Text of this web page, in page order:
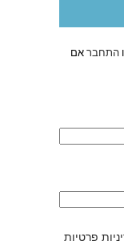
התחבראם
פרטיות